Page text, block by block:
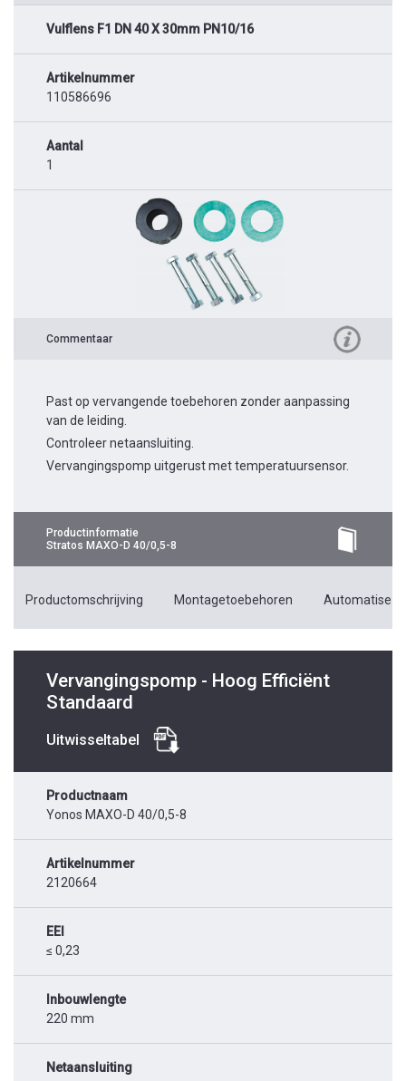
Vulflens F1 DN 40 X 30mm PN10/16
Artikelnummer
110586696
Aantal
1
Commentaar
Past op vervangende toebehoren zonder aanpassing
van de leiding.
Controleer netaansluiting.
Vervangingspomp uitgerust met temperatuursensor.
Productinformatie
Stratos MAXO-D 40/0,5-8
Productomschrijving Montagetoebehoren
Vervangingspomp - Hoog Efficiënt
Standaard
Uitwisseltabel
Productnaam
Yonos MAXO-D 40/0,5-8
Artikelnummer
2120664
EEI
≤ 0,23
Inbouwlengte
220 mm
Netaansluiting